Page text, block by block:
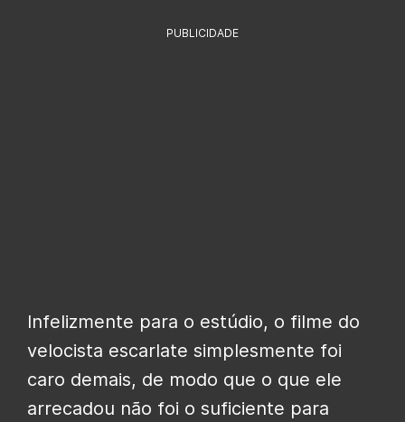
PUBLICIDADE
Infelizmente para o estúdio, o filme do
velocista escarlate simplesmente foi
caro demais, de modo que o que ele
arrecadou não foi o suficiente para